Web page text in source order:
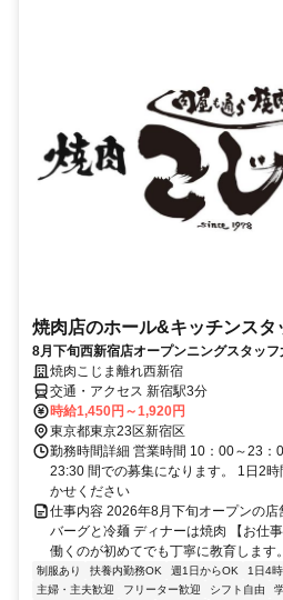
焼肉店のホール&キッチンスタ
8月下旬西新宿店オープンニングスタッフ
焼肉こじま離れ西新宿
交通・アクセス 新宿駅3分
時給1,450円～1,920円
東京都東京23区新宿区
勤務時間詳細 営業時間 10：00～23
23:30 間での募集になります。 1日2
かせください
仕事内容 2026年8月下旬オープンの
バーグと冷麺 ディナーは焼肉 【お仕
働くのが初めてでも丁寧に教育します
制服あり 扶養内勤務OK 週1日からOK 1日4
主婦・主夫歓迎
フリーター歓迎 シフト自由